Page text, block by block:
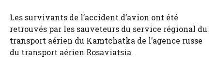
Les survivants de l’accident d’avion ont été
retrouvés par les sauveteurs du service régional du
transport aérien du Kamtchatka de l’agence russe
du transport aérien Rosaviatsia.